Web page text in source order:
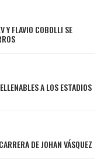
Y FLAVIO COBOLLI SE
A LOS ESTADIOS
DE JOHAN VÁSQUEZ